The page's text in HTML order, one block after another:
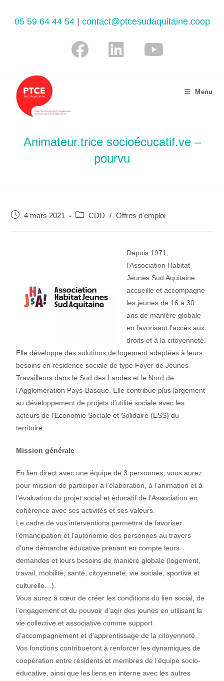
05 59 64 44 54| contact@ptcesudaquitaine.coop
Menu
Animateur.trice socioécucatif.ve –
pourvu
4 mars 2021 CDD / Offres d'emploi
Depuis 1971,
l’Association Habitat
Jeunes Sud Aquitaine
accueille et accompagne
les jeunes de 16 à 30
ans de manière globale
en favorisant l’accès aux
droits et à la citoyenneté.
Elle développe des solutions de logement adaptées à leurs
besoins en résidence sociale de type Foyer de Jeunes
Travailleurs dans le Sud des Landes et le Nord de
l’Agglomération Pays-Basque. Elle contribue plus largement
au développement de projets d’utilité sociale avec les
acteurs de l’Economie Sociale et Solidaire (ESS) du
territoire.
Mission générale
En lien direct avec une équipe de 3 personnes, vous aurez
pour mission de participer à l’élaboration, à l’animation et à
l’évaluation du projet social et éducatif de l’Association en
cohérence avec ses activités et ses valeurs.
Le cadre de vos interventions permettra de favoriser
l’émancipation et l’autonomie des personnes au travers
d’une démarche éducative prenant en compte leurs
demandes et leurs besoins de manière globale (logement,
travail, mobilité, santé, citoyenneté, vie sociale, sportive et
culturelle…).
Vous aurez à cœur de créer les conditions du lien social, de
l’engagement et du pouvoir d’agir des jeunes en utilisant la
vie collective et associative comme support
d’accompagnement et d’apprentissage de la citoyenneté.
Vos fonctions contribueront à renforcer les dynamiques de
coopération entre résidents et membres de l’équipe socio-
éducative, ainsi que les liens en interne avec les autres